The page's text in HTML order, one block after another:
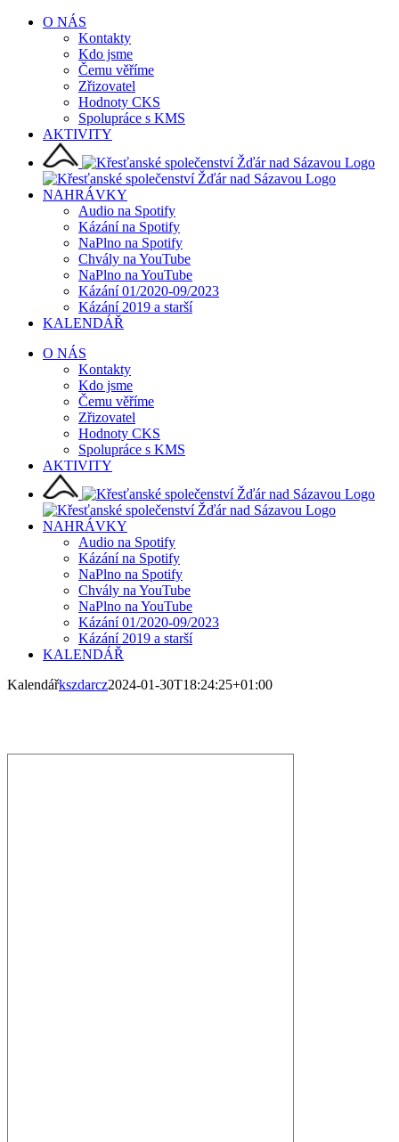
PřeskočitO NÁS
Kontakty
Kdo jsme
Čemu věříme
Zřizovatel
Hodnoty CKS
Spolupráce s KMS
AKTIVITY
NAHRÁVKY
Audio na Spotify
Kázání na Spotify
NaPlno na Spotify
Chvály na YouTube
NaPlno na YouTube
Kázání 01/2020-09/2023
Kázání 2019 a starší
KALENDÁŘ
O NÁS
Kontakty
Kdo jsme
Čemu věříme
Zřizovatel
Hodnoty CKS
Spolupráce s KMS
AKTIVITY
NAHRÁVKY
Audio na Spotify
Kázání na Spotify
NaPlno na Spotify
Chvály na YouTube
NaPlno na YouTube
Kázání 01/2020-09/2023
Kázání 2019 a starší
KALENDÁŘ
Kalendářkszdarcz2024-01-30T18:24:25+01:00